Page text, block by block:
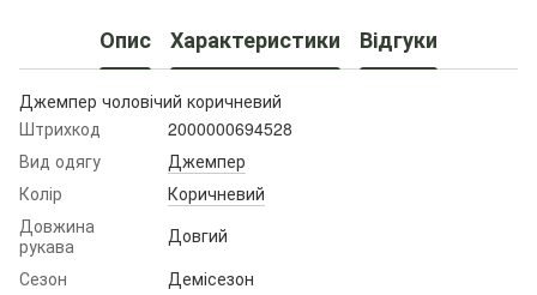
Опис Характеристики Відгуки
Джемпер чоловічий коричневий
Штрихкод
2000000694528
Вид одягу
Джемпер
Колір
Коричневий
Довжина
рукава
Довгий
Сезон
Демісезон